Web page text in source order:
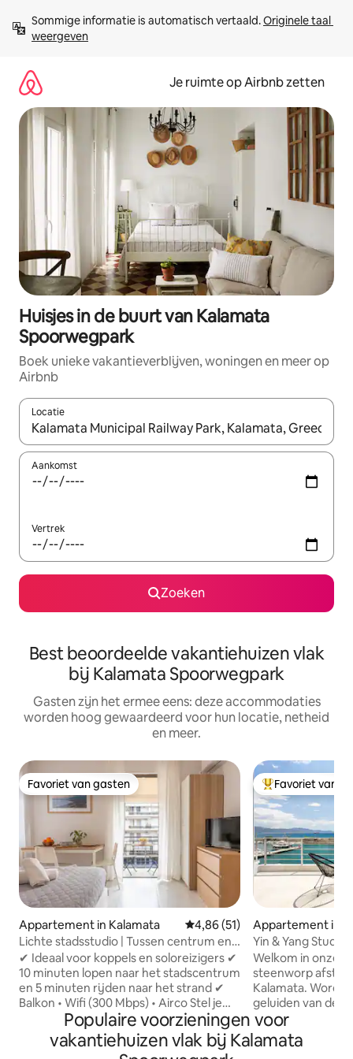
direct
naar
Sommige informatie is automatisch vertaald. Originele taal
weergeven
Je ruimte op Airbnb zetten
Huisjes in de buurt van Kalamata
Spoorwegpark
Boek unieke vakantieverblijven, woningen en meer op
Airbnb
Locatie
Wanneer er suggesties beschikbaar zijn, maak je een keuze
Aankomst
Vertrek
Zoeken
Best beoordeelde vakantiehuizen vlak
bij Kalamata Spoorwegpark
Gasten zijn het ermee eens: deze accommodaties
worden hoog gewaardeerd voor hun locatie, netheid
en meer.
Favoriet van gasten
Favoriet van gasten
Appartement in Kalamata Gemiddelde beoordeling van
4,86 (51)
Lichte stadsstudio | Tussen centrum en
strand
✔ Ideaal voor koppels en soloreizigers ✔
10 minuten lopen naar het stadscentrum
en 5 minuten rijden naar het strand ✔
Balkon • Wifi (300 Mbps) • Airco Stel je
voor dat je wakker wordt in hartje
Kalamata, op slechts enkele minuten
afstand van het stadscentrum en de
Topfavoriet van
Favoriet van
Appartement in
Yin & Yang
Kalamata (B3)
Welkom in onze
steenworp
Kalamata. Word
geluiden van de
ochtendkoffie,
prachtig uitzicht
met een zwart-
Populaire voorzieningen voor
vakantiehuizen vlak bij Kalamata